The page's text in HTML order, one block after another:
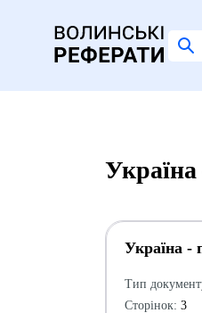
Україна -
Тип
Сторінок: 3